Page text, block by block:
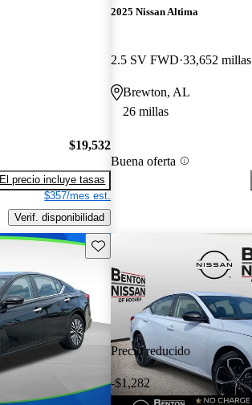
$19,532
El precio incluye tasas
$357/mes est.
Verif. disponibilidad
2025 Nissan Altima
2.5 SV FWD 33,652 millas
Brewton, AL
26 millas
Buena oferta
Guarda este Aviso
Precio reducido
-$1,282